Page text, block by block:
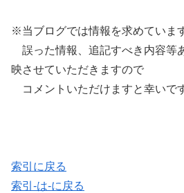
※当ブログでは情報を求めていま
誤った情報、追記すべき内容等
映させていただきますので
コメントいただけますと幸いで
索引に戻る
索引-は-に戻る